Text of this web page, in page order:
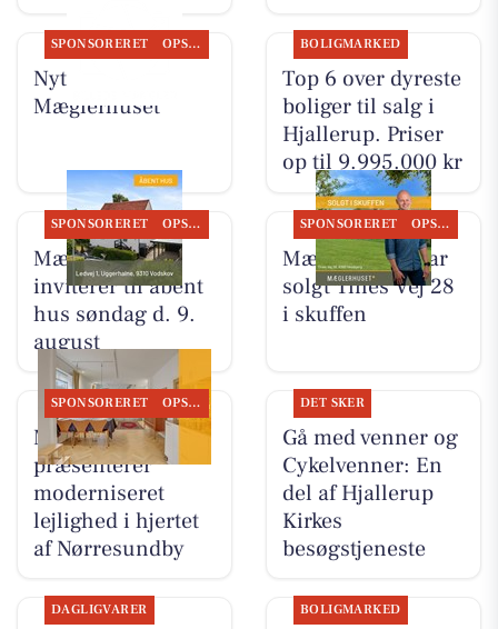
SPONSORERET OPSLAGSTAVLEN
Nyt fra
Mæglerhuset
BOLIGMARKED
Top 6 over dyreste
boliger til salg i
Hjallerup. Priser
op til 9.995.000 kr
SPONSORERET OPSLAGSTAVLEN
Mæglerhuset
inviterer til åbent
hus søndag d. 9.
august
SPONSORERET OPSLAGSTAVLEN
Mæglerhuset har
solgt Tines Vej 28
i skuffen
SPONSORERET OPSLAGSTAVLEN
Mæglerhuset
præsenterer
moderniseret
lejlighed i hjertet
af Nørresundby
DET SKER
Gå med venner og
Cykelvenner: En
del af Hjallerup
Kirkes
besøgstjeneste
DAGLIGVARER BOLIGMARKED